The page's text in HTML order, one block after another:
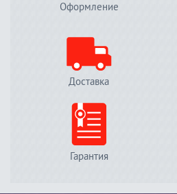
Оформление
Доставка
Гарантия